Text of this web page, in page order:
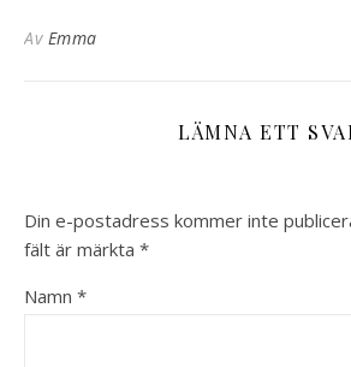
Av Emma
LÄMNA ETT
Din e-postadress kommer inte
fält är märkta *
Namn *